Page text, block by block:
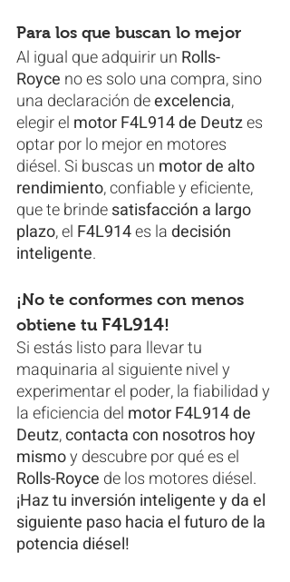
Para los que buscan lo mejor
Al igual que adquirir un Rolls-
Royce no es solo una compra, sino
una declaración de excelencia,
elegir el motor F4L914 de Deutz es
optar por lo mejor en motores
diésel. Si buscas un motor de alto
rendimiento, confiable y eficiente,
que te brinde satisfacción a largo
plazo, el F4L914 es la decisión
inteligente.
¡No te conformes con menos
obtiene tu F4L914!
Si estás listo para llevar tu
maquinaria al siguiente nivel y
experimentar el poder, la fiabilidad y
la eficiencia del motor F4L914 de
Deutz, contacta con nosotros hoy
mismo y descubre por qué es el
Rolls-Royce de los motores diésel.
¡Haz tu inversión inteligente y da el
siguiente paso hacia el futuro de la
potencia diésel!